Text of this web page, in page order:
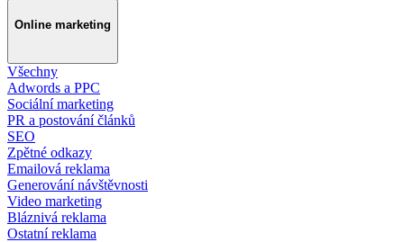
Online marketing
Všechny
Adwords a PPC
Sociální marketing
PR a postování článků
SEO
Zpětné odkazy
Emailová reklama
Generování návštěvnosti
Video marketing
Bláznivá reklama
Ostatní reklama